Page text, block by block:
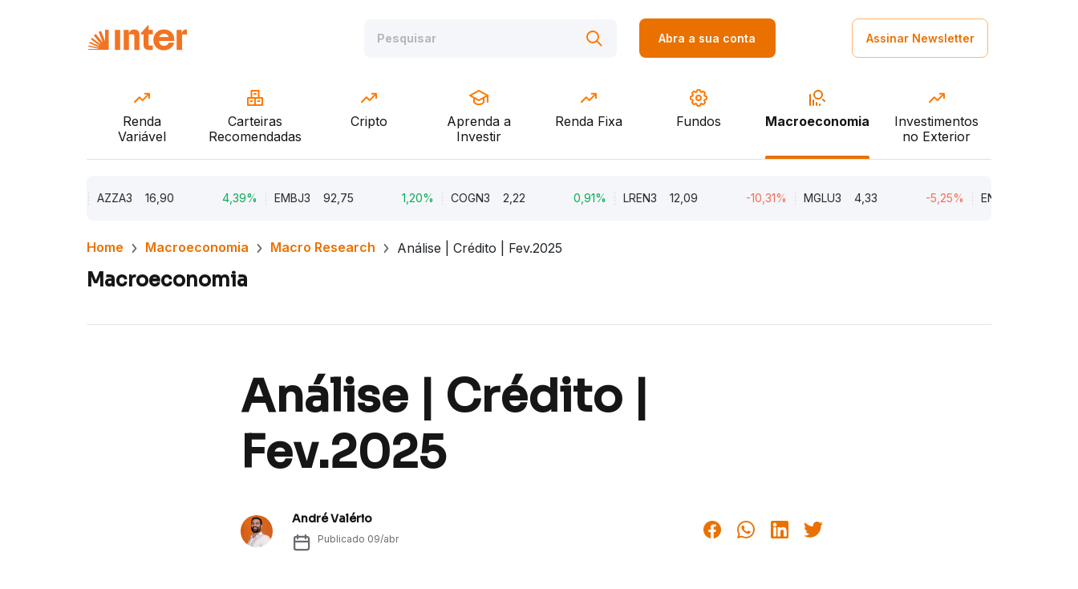
Abra a sua conta Assinar Newsletter
Renda
Variável
Carteiras
Recomendadas
Cripto
Aprenda a
Investir
Renda Fixa Fundos Macroeconomia
Investimentos
no Exterior
16,90 EMBJ3 92,75 COGN3 2,22 LREN3 12,09 -10,31% MGLU3 4,33 -5,25% ENGI11 47,05
Home Macroeconomia Macro Research Análise | Crédito | Fev.2025
Macroeconomia
Análise | Crédito |
Fev.2025
André Valério
Publicado 09/abr